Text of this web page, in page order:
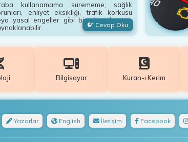
kullanamama sürememe; sağlık
ehliyet eksikliği, trafik korkusu
yasal engeller gibi birçok sebepten
Cevap Oku
Bilgisayar Kuran-ı Kerim
Yazarlar English İletişim Facebook